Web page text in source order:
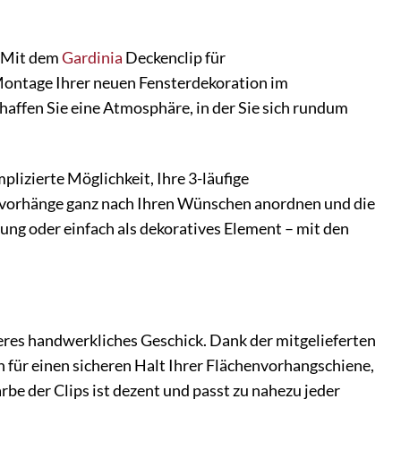
demGardinia Deckenclip für
Ihrer neuen Fensterdekoration im
Sie eine Atmosphäre, in der Sie sich rundum
Möglichkeit, Ihre 3-läufige
ganz nach Ihren Wünschen anordnen und die
oder einfach als dekoratives Element – mit den
handwerkliches Geschick. Dank der mitgelieferten
einen sicheren Halt Ihrer Flächenvorhangschiene,
der Clips ist dezent und passt zu nahezu jeder